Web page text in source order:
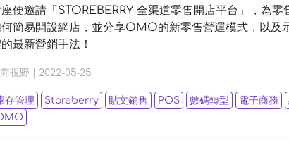
便邀請「STOREBERRY 全渠道零售開店平台」，為零
簡易開設網店，並分享OMO的新零售營運模式，以及
最新營銷手法！
視野 2022-05-25
存管理 Storeberry 貼文銷售 POS 數碼轉型 電子商務